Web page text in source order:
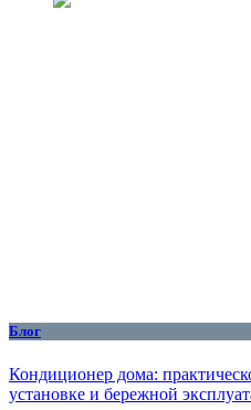
Блог
Кондиционер дома:
установке и бережной